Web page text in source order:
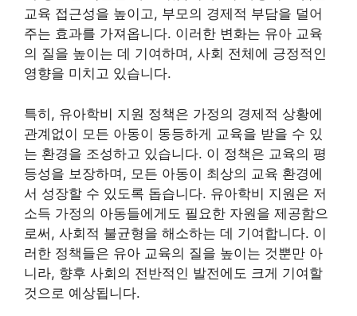
교육 접근성을 높이고, 부모의 경제적 부담을 덜어
주는 효과를 가져옵니다. 이러한 변화는 유아 교육
의 질을 높이는 데 기여하며, 사회 전체에 긍정적인
영향을 미치고 있습니다.
특히, 유아학비 지원 정책은 가정의 경제적 상황에
관계없이 모든 아동이 동등하게 교육을 받을 수 있
는 환경을 조성하고 있습니다. 이 정책은 교육의 평
등성을 보장하며, 모든 아동이 최상의 교육 환경에
서 성장할 수 있도록 돕습니다. 유아학비 지원은 저
소득 가정의 아동들에게도 필요한 자원을 제공함으
로써, 사회적 불균형을 해소하는 데 기여합니다. 이
러한 정책들은 유아 교육의 질을 높이는 것뿐만 아
니라, 향후 사회의 전반적인 발전에도 크게 기여할
것으로 예상됩니다.